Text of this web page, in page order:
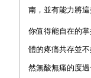
南，並有能力將這
你值得能自在的
體的疼痛共存並
然無酸無痛的度